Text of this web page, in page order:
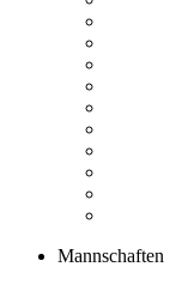
Mannschaften